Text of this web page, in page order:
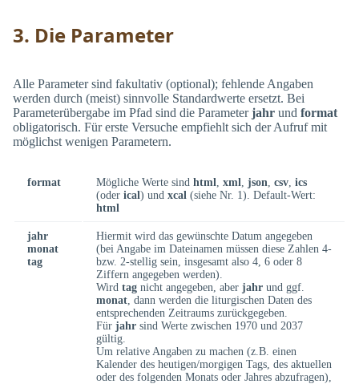
3. Die Parameter
Alle Parameter sind fakultativ (optional); fehlende Angaben
werden durch (meist) sinnvolle Standardwerte ersetzt. Bei
Parameterübergabe im Pfad sind die Parameterjahr und format
obligatorisch. Für erste Versuche empfiehlt sich der Aufruf mit
möglichst wenigen Parametern.
format Mögliche Werte sind html, xml, json, csv, ics
(oder ical) und xcal (siehe Nr. 1). Default-Wert:
html
jahr
monat
tag
Hiermit wird das gewünschte Datum angegeben
(bei Angabe im Dateinamen müssen diese Zahlen 4-
bzw. 2-stellig sein, insgesamt also 4, 6 oder 8
Ziffern angegeben werden).
Wird tag nicht angegeben, aber jahr und ggf.
monat, dann werden die liturgischen Daten des
entsprechenden Zeitraums zurückgegeben.
Für jahr sind Werte zwischen 1970 und 2037
gültig.
Um relative Angaben zu machen (z.B. einen
Kalender des heutigen/morgigen Tags, des aktuellen
oder des folgenden Monats oder Jahres abzufragen),